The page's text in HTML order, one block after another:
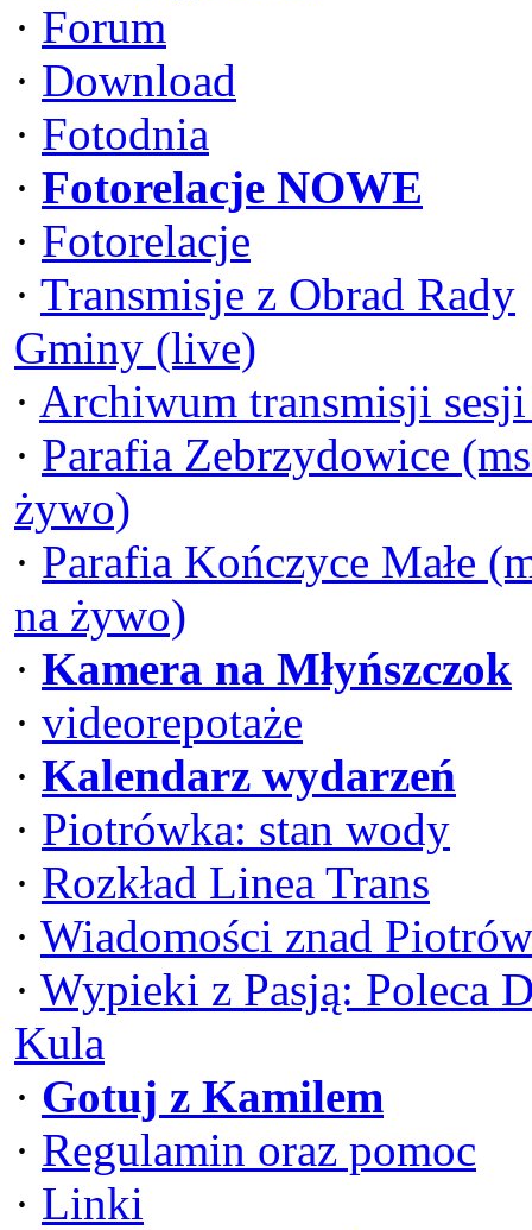
· Forum
· Download
· Fotodnia
· Fotorelacje NOWE
· Fotorelacje
· Transmisje z Obrad Rady
Gminy (live)
· Archiwum transmisji
· Parafia Zebrzydowice
żywo)
· Parafia Kończyce Małe
na żywo)
· Kamera na Młyńszczok
· videorepotaże
· Kalendarz wydarzeń
· Piotrówka: stan wody
· Rozkład Linea Trans
· Wiadomości znad
· Wypieki z Pasją: Poleca
Kula
· Gotuj z Kamilem
· Regulamin oraz pomoc
· Linki